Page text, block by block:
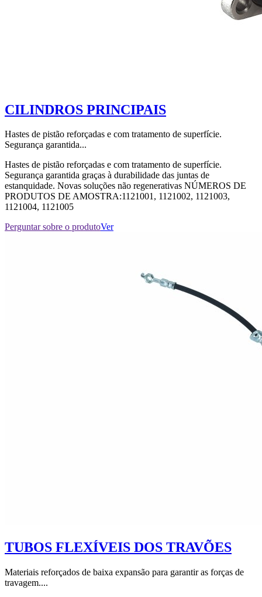
CILINDROS PRINCIPAIS
Hastes de pistão reforçadas e com tratamento de superfície.
Segurança garantida...
Hastes de pistão reforçadas e com tratamento de superfície.
Segurança garantida graças à durabilidade das juntas de
estanquidade. Novas soluções não regenerativas NÚMEROS DE
PRODUTOS DE AMOSTRA:1121001, 1121002, 1121003,
1121004, 1121005
Perguntar sobre o produtoVer
TUBOS FLEXÍVEIS DOS TRAVÕES
Materiais reforçados de baixa expansão para garantir as forças de
travagem....